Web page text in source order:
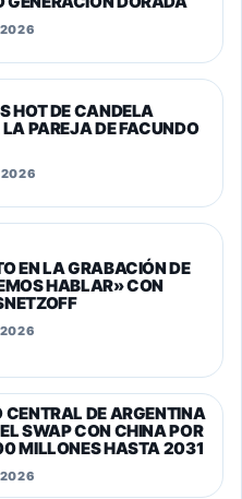
HOT DE CANDELA
PAREJA DE FACUNDO
2026
EN LA GRABACIÓN DE
HABLAR» CON
CENTRAL DE ARGENTINA
SWAP CON CHINA POR
MILLONES HASTA 2031